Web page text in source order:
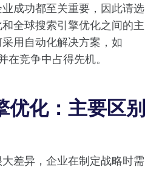
成功都至关重要，因此请选
全球搜索引擎优化之间的主
用自动化解决方案，如
竞争中占得先机。
化：主要区别
差异，企业在制定战略时需